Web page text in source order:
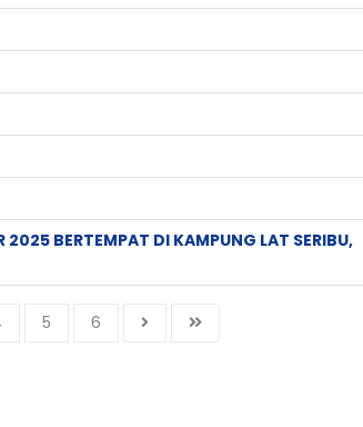
BERTEMPAT DI KAMPUNG LAT SERIBU,
5 6